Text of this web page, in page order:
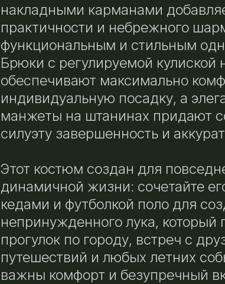
накладными карманами
практичности и небрежного
функциональным и стильным
Брюки с регулируемой кулиской
обеспечивают максимально
индивидуальную посадку, а
манжеты на штанинах придают
силуэту завершенность и
Этот костюм создан для
динамичной жизни: сочетайте
кедами и футболкой поло для
непринужденного лука, который
прогулок по городу, встреч с
путешествий и любых летних
важны комфорт и безупречный